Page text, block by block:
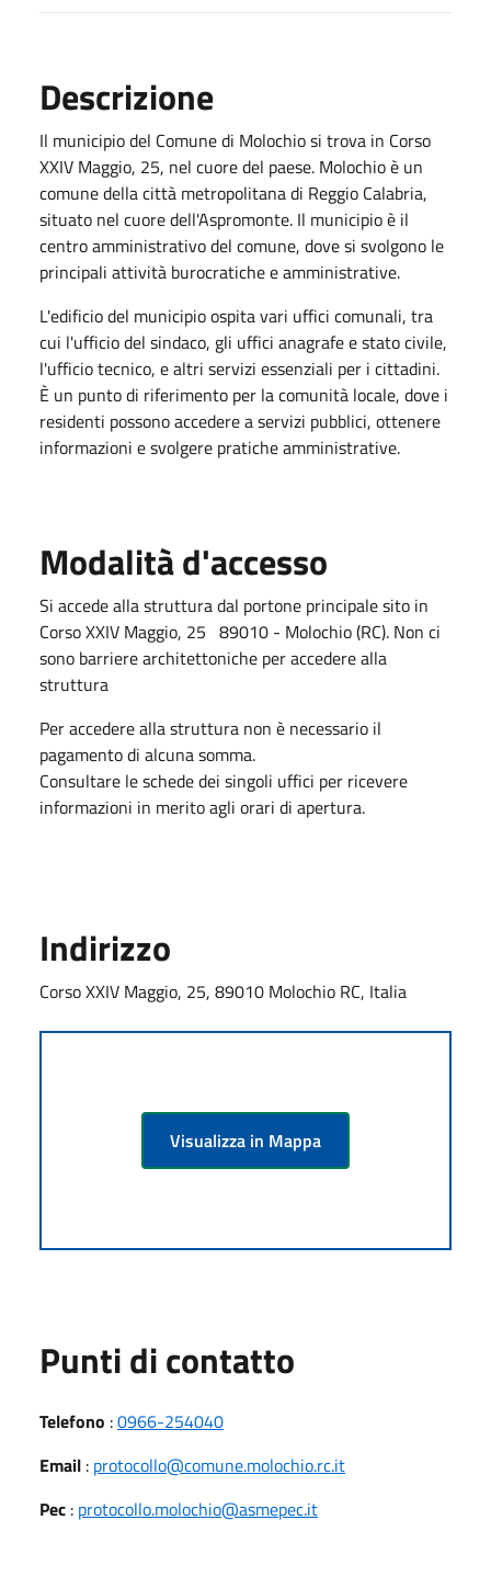
Descrizione
Il municipio del Comune di Molochio si trova in Corso
XXIV Maggio, 25, nel cuore del paese. Molochio è un
comune della città metropolitana di Reggio Calabria,
situato nel cuore dell'Aspromonte. Il municipio è il
centro amministrativo del comune, dove si svolgono le
principali attività burocratiche e amministrative.
L'edificio del municipio ospita vari uffici comunali, tra
cui l'ufficio del sindaco, gli uffici anagrafe e stato civile,
l'ufficio tecnico, e altri servizi essenziali per i cittadini.
È un punto di riferimento per la comunità locale, dove i
residenti possono accedere a servizi pubblici, ottenere
informazioni e svolgere pratiche amministrative.
Modalità d'accesso
Si accede alla struttura dal portone principale sito in
Corso XXIV Maggio, 25 89010 - Molochio (RC). Non ci
sono barriere architettoniche per accedere alla
struttura
Per accedere alla struttura non è necessario il
pagamento di alcuna somma.
Consultare le schede dei singoli uffici per ricevere
informazioni in merito agli orari di apertura.
Indirizzo
Corso XXIV Maggio, 25, 89010 Molochio RC, Italia
Visualizza in Mappa
Punti di contatto
Telefono :0966-254040
Email : protocollo@comune.molochio.rc.it
Pec : protocollo.molochio@asmepec.it